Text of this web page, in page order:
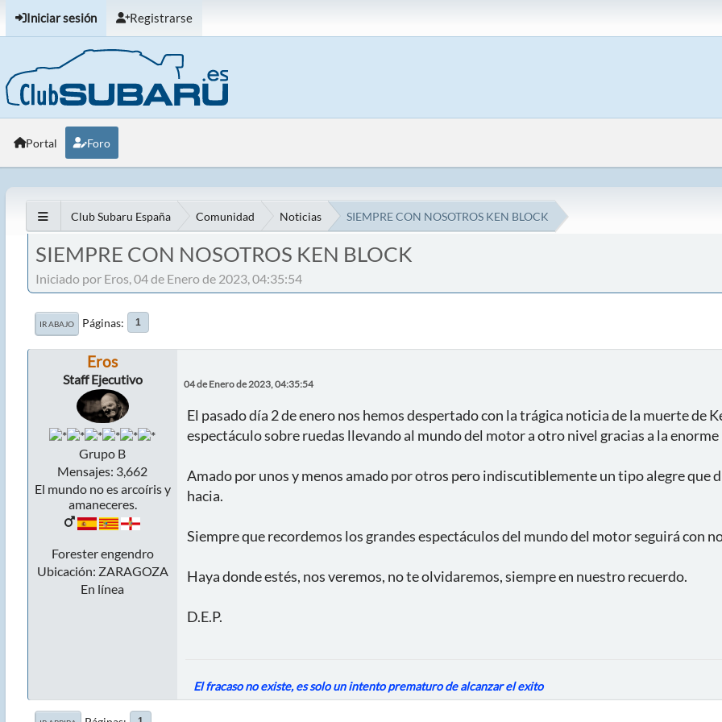
Iniciar sesión Registrarse
Portal Foro
Club Subaru España Comunidad Noticias SIEMPRE CON NOSOTROS KEN BLOCK
SIEMPRE CON NOSOTROS KEN BLOCK
Iniciado por Eros, 04 de Enero de 2023, 04:35:54
IR ABAJO Páginas 1
Eros
Staff Ejecutivo
Grupo B
Mensajes: 3,662
El mundo no es arcoíris y
amaneceres.
Forester engendro
Ubicación: ZARAGOZA
En línea
04 de Enero de 2023, 04:35:54
El pasado día 2 de enero nos hemos despertado con la trágica noticia de la muerte de
espectáculo sobre ruedas llevando al mundo del motor a otro nivel gracias a la
Amado por unos y menos amado por otros pero indiscutiblemente un tipo alegre que
hacia.
Siempre que recordemos los grandes espectáculos del mundo del motor seguirá con
Haya donde estés, nos veremos, no te olvidaremos, siempre en nuestro recuerdo.
D.E.P.
El fracaso no existe, es solo un intento prematuro de alcanzar el exito